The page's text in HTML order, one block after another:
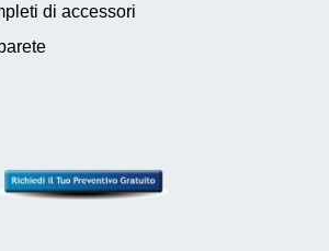
di accessori